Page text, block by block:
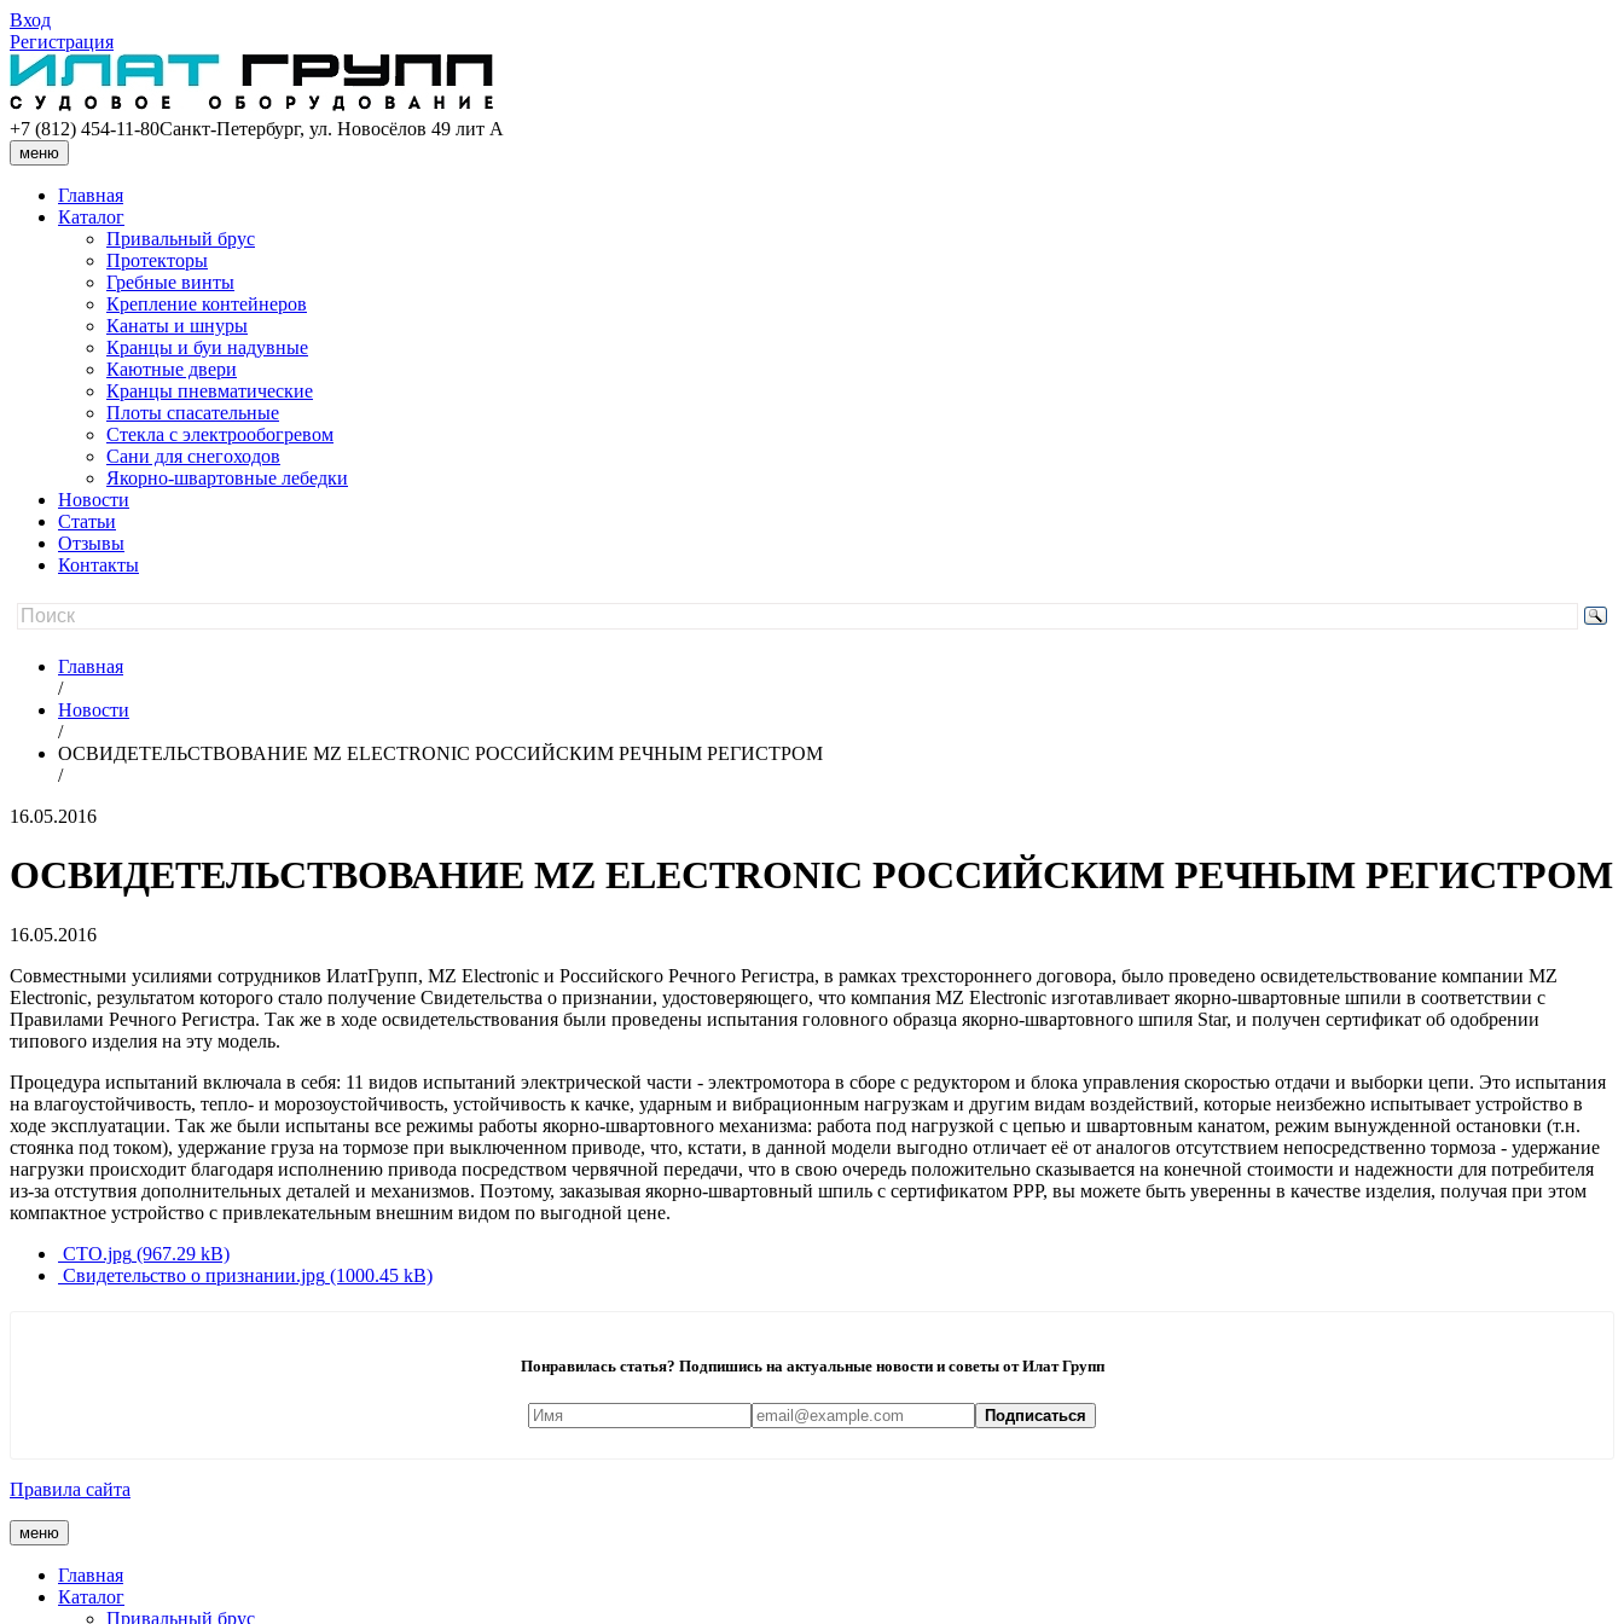
Вход
Регистрация
+7 (812) 454-11-80Санкт-Петербург, ул. Новосёлов 49 лит А
меню
Главная
Каталог
Привальный брус
Протекторы
Гребные винты
Крепление контейнеров
Канаты и шнуры
Кранцы и буи надувные
Каютные двери
Кранцы пневматические
Плоты спасательные
Стекла с электрообогревом
Сани для снегоходов
Якорно-швартовные лебедки
Новости
Статьи
Отзывы
Контакты
Главная
/
Новости
/
ОСВИДЕТЕЛЬСТВОВАНИЕ MZ ELECTRONIC РОССИЙСКИМ РЕЧНЫМ РЕГИСТРОМ
/
16.05.2016
ОСВИДЕТЕЛЬСТВОВАНИЕ MZ ELECTRONIC РОССИЙСКИМ РЕЧНЫМ РЕГИСТРОМ
16.05.2016
Совместными усилиями сотрудников ИлатГрупп, MZ Electronic и Российского Речного Регистра, в рамках трехстороннего договора, было проведено освидетельствование компании MZ
Electronic, результатом которого стало получение Свидетельства о признании, удостоверяющего, что компания MZ Electronic изготавливает якорно-швартовные шпили в соответствии с
Правилами Речного Регистра. Так же в ходе освидетельствования были проведены испытания головного образца якорно-швартовного шпиля Star, и получен сертификат об одобрении
типового изделия на эту модель.
Процедура испытаний включала в себя: 11 видов испытаний электрической части - электромотора в сборе с редуктором и блока управления скоростью отдачи и выборки цепи. Это испытания
на влагоустойчивость, тепло- и морозоустойчивость, устойчивость к качке, ударным и вибрационным нагрузкам и другим видам воздействий, которые неизбежно испытывает устройство в
ходе эксплуатации. Так же были испытаны все режимы работы якорно-швартовного механизма: работа под нагрузкой с цепью и швартовным канатом, режим вынужденной остановки (т.н.
стоянка под током), удержание груза на тормозе при выключенном приводе, что, кстати, в данной модели выгодно отличает её от аналогов отсутствием непосредственно тормоза - удержание
нагрузки происходит благодаря исполнению привода посредством червячной передачи, что в свою очередь положительно сказывается на конечной стоимости и надежности для потребителя
из-за отстутвия дополнительных деталей и механизмов. Поэтому, заказывая якорно-швартовный шпиль с сертификатом РРР, вы можете быть уверенны в качестве изделия, получая при этом
компактное устройство с привлекательным внешним видом по выгодной цене.
СТО.jpg (967.29 kB)
Свидетельство о признании.jpg (1000.45 kB)
Понравилась статья? Подпишись на актуальные новости и советы от Илат Групп
Подписаться
Правила сайта
меню
Главная
Каталог
Привальный брус